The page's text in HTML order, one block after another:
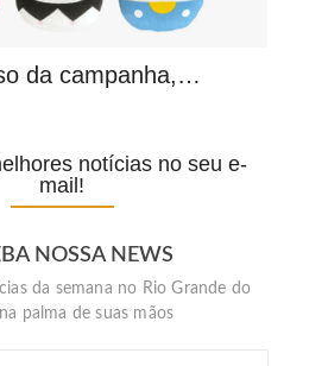
da campanha,…
notícias no seu e-
mail!
NOSSA NEWS
da semana no Rio Grande do
palma de suas mãos